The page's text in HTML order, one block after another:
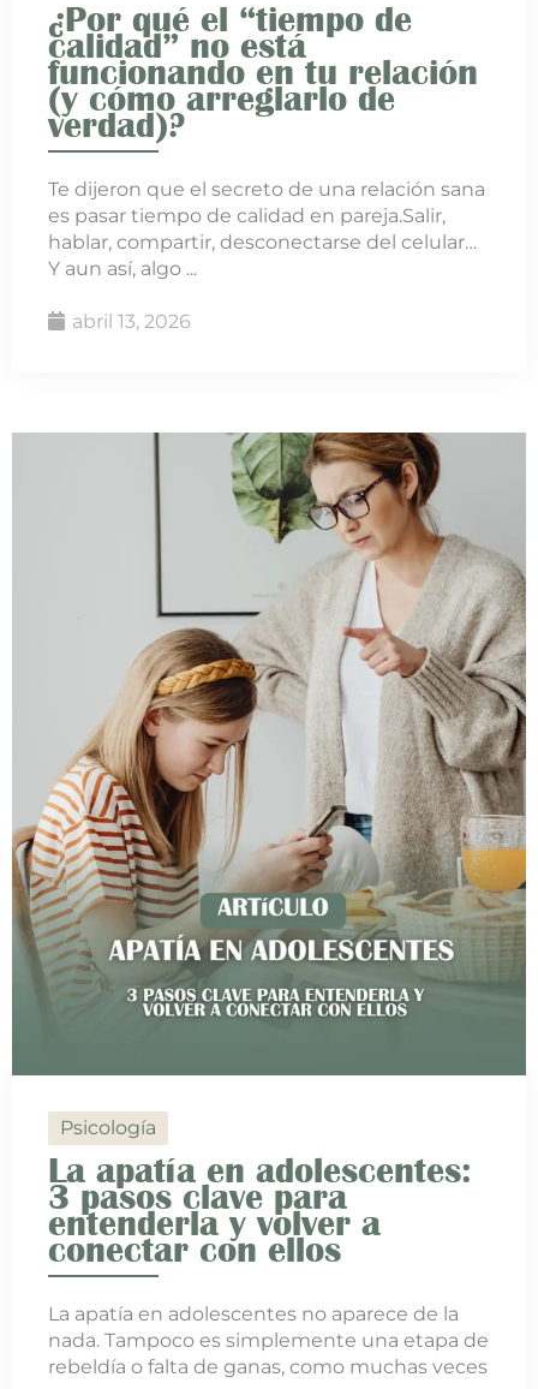
¿Por qué el “tiempo de
calidad” no está
funcionando en tu relación
(y cómo arreglarlo de
verdad)?
Te dijeron que el secreto de una relación sana
es pasar tiempo de calidad en pareja.Salir,
hablar, compartir, desconectarse del celular…
Y aun así, algo ...
abril 13, 2026
Psicología
La apatía en adolescentes:
3 pasos clave para
entenderla y volver a
conectar con ellos
La apatía en adolescentes no aparece de la
nada. Tampoco es simplemente una etapa de
rebeldía o falta de ganas, como muchas veces